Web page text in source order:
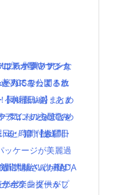
は気が早いサンタ
人になってる！
貝社員」をまとめ
る」篇！放送開
川大輔さんが登
！
ルドオブファイナ
TGSで公開され
タイトルをまとめ
ッケージが美麗過
ボテンダーがし
ニメ「星待つひ
・´)！！
べルセルク・あま
気にまとめてみ
ω・´)！【金曜日
送開始！作者は”A
ング
プラネタリアンな
めてみたよ！放
水曜日編】
アニメの主題歌を
と時間付き(｀・
アルバム！RAD,
全楽曲提供＆プ